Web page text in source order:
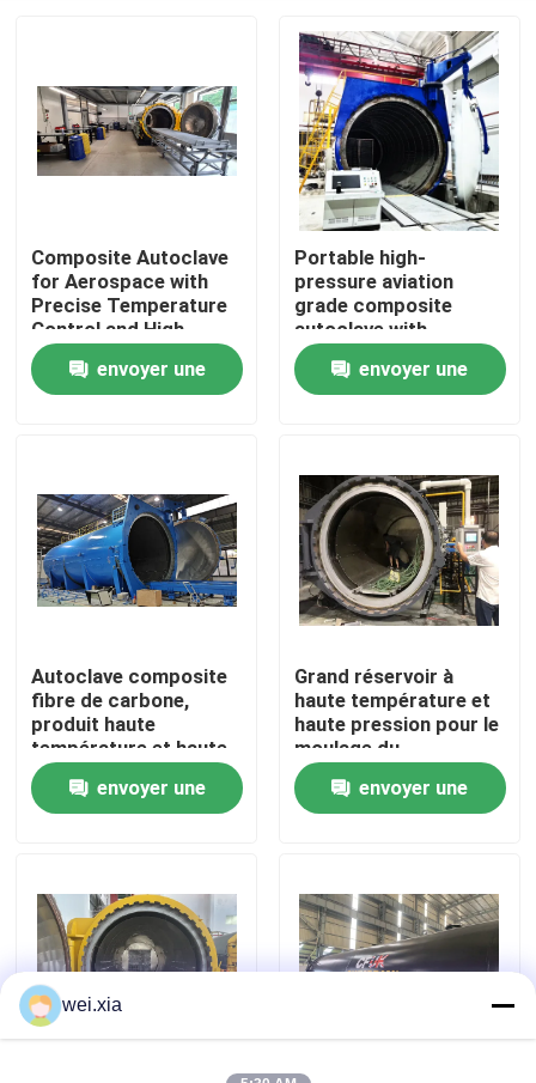
À la maison
Vidéos
Visite de l'usine
Contrôle de la qualité
Nouvelles
Les affaires
Composite Autoclave
for Aerospace with
Precise Temperature
Control and High-
Pressure Vessel for
Consistent Curing
envoyer une
Portable high-
pressure aviation
grade composite
autoclave with
advanced control
systems for UAV and
aerospace
envoyer une
Autoclave composite
fibre de carbone,
produit haute
température et haute
pression, supporte la
personnalisation,
système complet
envoyer une
Grand réservoir à
haute température et
haute pression pour le
moulage du
durcissement à la
fibre de carbone
envoyer une
wei.xia